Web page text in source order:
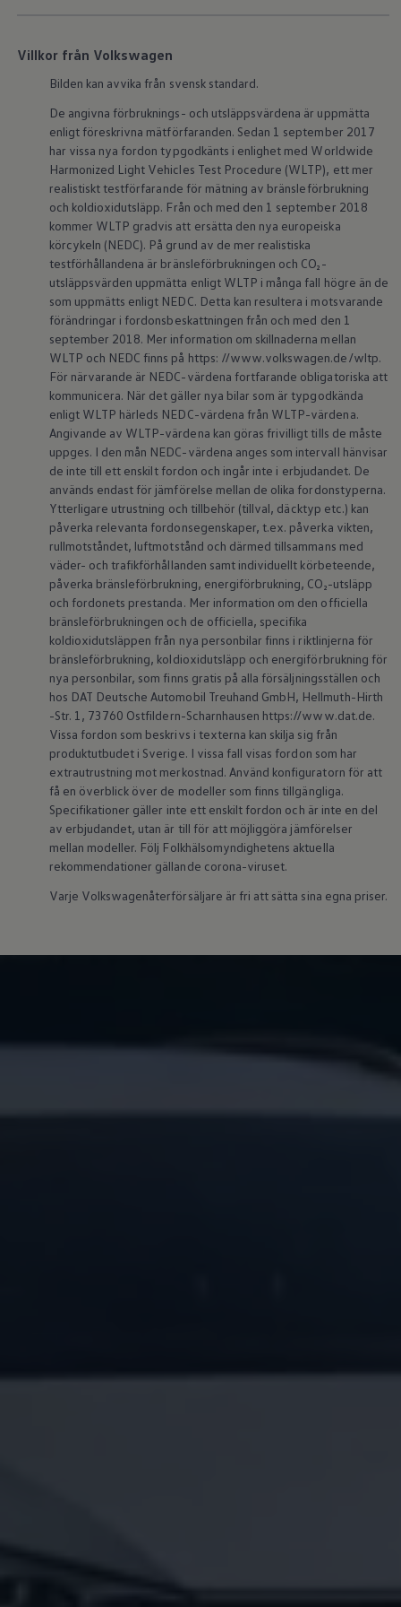
Förarassistans
Farthållare & ACC
Front-, Lane- & Side Assist
Körprofil
Park Assist & parkeringssensorer
Parkeringsbroms
Sign Assist
Traffic Jam Assist
Trailer Assist
IQ.Drive
Ordlista
Digitala extrafunktioner
Hitta tjänster för din modell
Volkswagen-appar, inloggning och shoppen
Koppla ihop mobilen och bilen
Uppdateringar för programvara, kartor och
We Charge
Elbilar
Våra elbilar
ID. Polo
ID.3
ID.4
ID.7
ID.7 Tourer
ID. Cross
ID. Buzz
Konceptbilar
Höjd släpvagnsvikt
Våra laddhybrider
Golf GTE
Passat eHybrid
Tiguan eHybrid
Tayron eHybrid
Laddning och räckvidd
FAQ: Laddning och räckvidd
Hur betalar jag för laddning?
Vad kostar det att äga elbil?
Laddning för din elbil
Karta över laddstationer
Plug & Charge
We Charge
Laddboxen ID. Charger
Vad innebär "räckvidd enligt WLTP?"
Tekniken i elbilen
Klimatanläggning
Värmepump
Bromssystemet i ID.
Batterigaranti och underhåll
ID. Högspänningsbatteri
GTX: Elektrisk prestanda
Elbilsbatteriets råvaror
Enkelt förklarat – så fungerar din ID.
Villkor från Volkswagen
Bilden kan avvika från svensk standard.
De angivna förbruknings- och utsläppsvärdena är uppmätta
enligt föreskrivna mätförfaranden. Sedan 1 september 2017
har vissa nya fordon typgodkänts i enlighet med Worldwide
Harmonized Light Vehicles Test Procedure (WLTP), ett mer
realistiskt testförfarande för mätning av bränsleförbrukning
och koldioxidutsläpp. Från och med den 1 september 2018
kommer WLTP gradvis att ersätta den nya europeiska
körcykeln (NEDC). På grund av de mer realistiska
testförhållandena är bränsleförbrukningen och CO₂-
utsläppsvärden uppmätta enligt WLTP i många fall högre än de
som uppmätts enligt NEDC. Detta kan resultera i motsvarande
förändringar i fordonsbeskattningen från och med den 1
september 2018. Mer information om skillnaderna mellan
WLTP och NEDC finns på https: //www.volkswagen.de/wltp.
För närvarande är NEDC-värdena fortfarande obligatoriska att
kommunicera. När det gäller nya bilar som är typgodkända
enligt WLTP härleds NEDC-värdena från WLTP-värdena.
Angivande av WLTP-värdena kan göras frivilligt tills de måste
uppges. I den mån NEDC-värdena anges som intervall hänvisar
de inte till ett enskilt fordon och ingår inte i erbjudandet. De
används endast för jämförelse mellan de olika fordonstyperna.
Ytterligare utrustning och tillbehör (tillval, däcktyp etc.) kan
påverka relevanta fordonsegenskaper, t.ex. påverka vikten,
rullmotståndet, luftmotstånd och därmed tillsammans med
väder- och trafikförhållanden samt individuellt körbeteende,
påverka bränsleförbrukning, energiförbrukning, CO₂-utsläpp
och fordonets prestanda. Mer information om den officiella
bränsleförbrukningen och de officiella, specifika
koldioxidutsläppen från nya personbilar finns i riktlinjerna för
bränsleförbrukning, koldioxidutsläpp och energiförbrukning för
nya personbilar, som finns gratis på alla försäljningsställen och
hos DAT Deutsche Automobil Treuhand GmbH, Hellmuth-Hirth
-Str. 1, 73760 Ostfildern-Scharnhausen https://www.dat.de.
Vissa fordon som beskrivs i texterna kan skilja sig från
produktutbudet i Sverige. I vissa fall visas fordon som har
extrautrustning mot merkostnad. Använd konfiguratorn för att
få en överblick över de modeller som finns tillgängliga.
Specifikationer gäller inte ett enskilt fordon och är inte en del
av erbjudandet, utan är till för att möjliggöra jämförelser
mellan modeller. Följ Folkhälsomyndighetens aktuella
rekommendationer gällande corona-viruset.
Varje Volkswagenåterförsäljare är fri att sätta sina egna priser.